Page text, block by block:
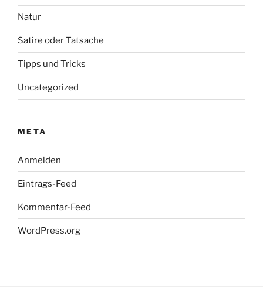
Natur
Satire oder Tatsache
Tipps und Tricks
Uncategorized
META
Anmelden
Eintrags-Feed
Kommentar-Feed
WordPress.org